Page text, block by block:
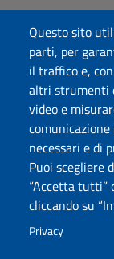
Questo sito
parti, per
il traffico e,
altri strumenti
video e
necessari e di
Puoi scegliere
“Accetta tutti”
cliccando su
Privacy
DADU –
Università degli
Palazzo del Pou
Accessibilità
Dichiarazione di
Cookie settings
Mappa del sito
Protocollo
Seguici su